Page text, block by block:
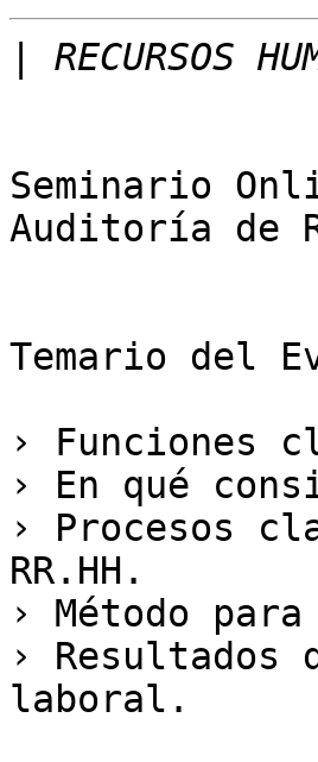
Seminario
Auditoría de
Temario del
› Funciones
› En qué
› Procesos
RR.HH.
› Método
› Resultados
laboral.